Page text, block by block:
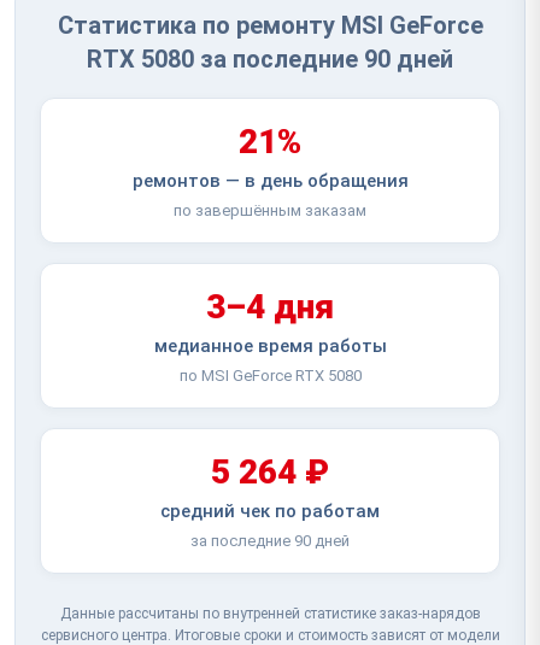
Статистика по ремонту MSI GeForce
RTX 5080 за последние 90 дней
21%
ремонтов — в день обращения
по завершённым заказам
3–4 дня
медианное время работы
по MSI GeForce RTX 5080
5 264 ₽
средний чек по работам
за последние 90 дней
Данные рассчитаны по внутренней статистике заказ-нарядов
сервисного центра. Итоговые сроки и стоимость зависят от модели